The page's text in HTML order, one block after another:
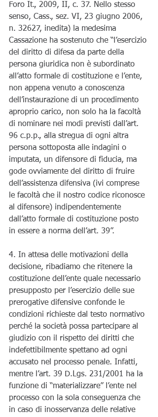
Foro It., 2009, II, c. 37. Nello stesso
senso, Cass., sez. VI, 23 giugno 2006,
n. 32627, inedita) la medesima
Cassazione ha sostenuto che “l’esercizio
del diritto di difesa da parte della
persona giuridica non è subordinato
all’atto formale di costituzione e l’ente,
non appena venuto a conoscenza
dell’instaurazione di un procedimento
aproprio carico, non solo ha la facoltà
di nominare nei modi previsti dall’art.
96 c.p.p., alla stregua di ogni altra
persona sottoposta alle indagini o
imputata, un difensore di fiducia, ma
gode ovviamente del diritto di fruire
dell’assistenza difensiva (ivi comprese
le facoltà che il nostro codice riconosce
al difensore) indipendentemente
dall’atto formale di costituzione posto
in essere a norma dell’art. 39”.
4. In attesa delle motivazioni della
decisione, ribadiamo che ritenere la
costituzione dell’ente quale necessario
presupposto per l’esercizio delle sue
prerogative difensive confonde le
condizioni richieste dal testo normativo
perché la società possa partecipare al
giudizio con il rispetto dei diritti che
indefettibilmente spettano ad ogni
accusato nel processo penale. Infatti,
mentre l’art. 39 D.Lgs. 231/2001 ha la
funzione di “materializzare” l’ente nel
processo con la sola conseguenza che
in caso di inosservanza delle relative